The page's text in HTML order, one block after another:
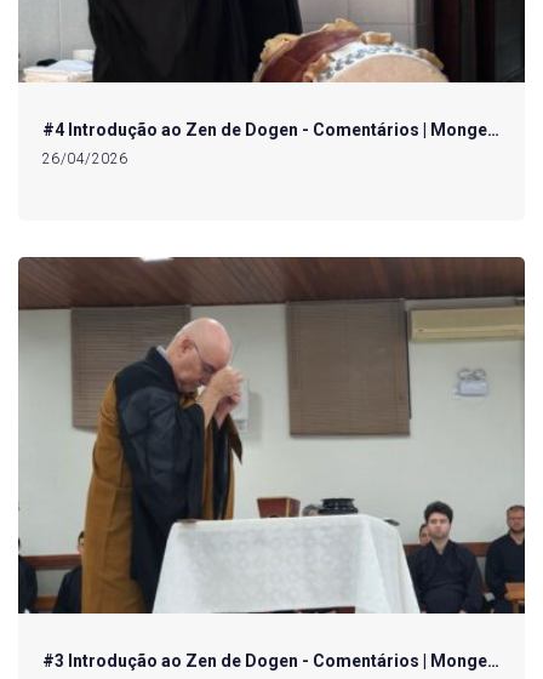
#4 Introdução ao Zen de Dogen - Comentários | Monge…
26/04/2026
#3 Introdução ao Zen de Dogen - Comentários | Monge…